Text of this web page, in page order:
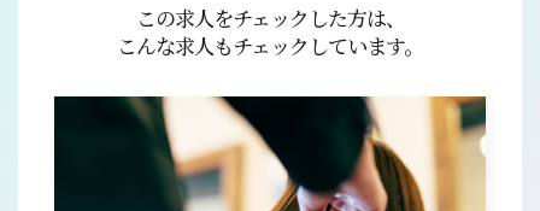
この求人をチェックした方は、
こんな求人もチェックしています。